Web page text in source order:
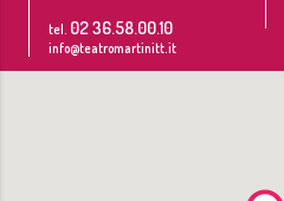
tel. 02 36.58.00.10
info@teatromartinitt.it